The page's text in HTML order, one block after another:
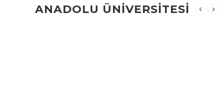
ANADOLU ÜNİVERSİTESİ